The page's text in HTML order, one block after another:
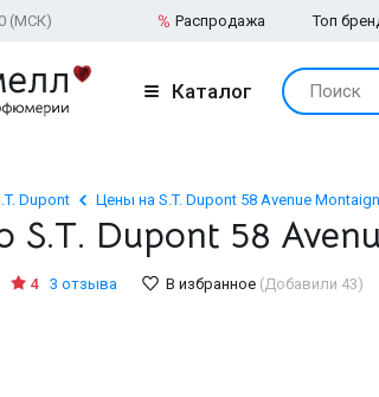
(МСК) Распродажа Топ
Каталог Поиск
Dupont Цены на S.T. Dupont 58 Avenue
Dupont 58
4 3 отзыва В избранное (Добавили 43)